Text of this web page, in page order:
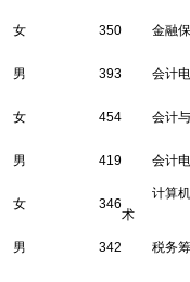
女 350 金融
男 393 会计
女 454 会计
男 419 会计
女 346
计算
术
男 342 税务